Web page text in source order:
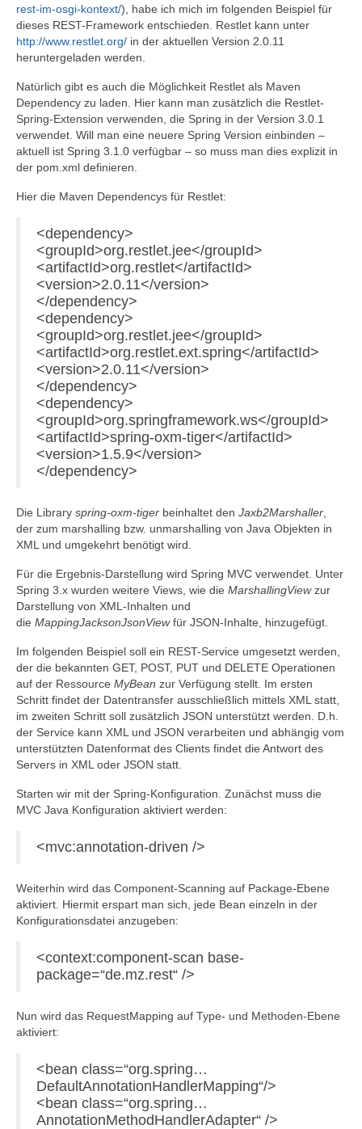
rest-im-osgi-kontext/), habe ich mich im folgenden Beispiel für
dieses REST-Framework entschieden. Restlet kann unter
http://www.restlet.org/ in der aktuellen Version 2.0.11
heruntergeladen werden.
Natürlich gibt es auch die Möglichkeit Restlet als Maven
Dependency zu laden. Hier kann man zusätzlich die Restlet-
Spring-Extension verwenden, die Spring in der Version 3.0.1
verwendet. Will man eine neuere Spring Version einbinden –
aktuell ist Spring 3.1.0 verfügbar – so muss man dies explizit in
der pom.xml definieren.
Hier die Maven Dependencys für Restlet:
<dependency>
<groupId>org.restlet.jee</groupId>
<artifactId>org.restlet</artifactId>
<version>2.0.11</version>
</dependency>
<dependency>
<groupId>org.restlet.jee</groupId>
<artifactId>org.restlet.ext.spring</artifactId>
<version>2.0.11</version>
</dependency>
<dependency>
<groupId>org.springframework.ws</groupId>
<artifactId>spring-oxm-tiger</artifactId>
<version>1.5.9</version>
</dependency>
Die Library spring-oxm-tiger beinhaltet den Jaxb2Marshaller
der zum marshalling bzw. unmarshalling von Java Objekten in
XML und umgekehrt benötigt wird.
Für die Ergebnis-Darstellung wird Spring MVC verwendet. Unter
Spring 3.x wurden weitere Views, wie die MarshallingViewzur
Darstellung von XML-Inhalten und
die MappingJacksonJsonViewfür JSON-Inhalte, hinzugefügt.
Im folgenden Beispiel soll ein REST-Service umgesetzt werden,
der die bekannten GET, POST, PUT und DELETE Operationen
auf der Ressource MyBean zur Verfügung stellt. Im ersten
Schritt findet der Datentransfer ausschließlich mittels XML statt,
im zweiten Schritt soll zusätzlich JSON unterstützt werden. D.h.
der Service kann XML und JSON verarbeiten und abhängig vom
unterstützten Datenformat des Clients findet die Antwort des
Servers in XML oder JSON statt.
Starten wir mit der Spring-Konfiguration. Zunächst muss die
MVC Java Konfiguration aktiviert werden:
<mvc:annotation-driven />
Weiterhin wird das Component-Scanning auf Package-Ebene
aktiviert. Hiermit erspart man sich, jede Bean einzeln in der
Konfigurationsdatei anzugeben:
<context:component-scan base-
package=“de.mz.rest“ />
Nun wird das RequestMapping auf Type- und Methoden-Ebene
aktiviert:
<bean class=“org.spring…
DefaultAnnotationHandlerMapping“/>
<bean class=“org.spring…
AnnotationMethodHandlerAdapter“ />